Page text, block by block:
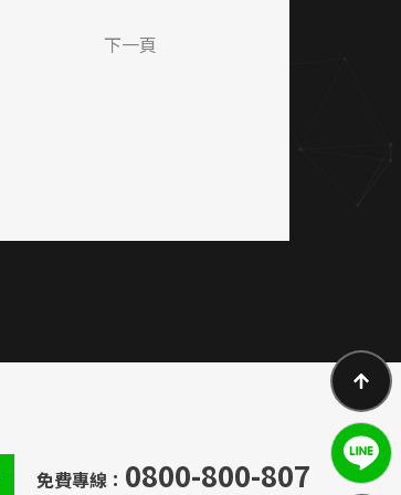
下一頁
免費專線： 0800-800-807